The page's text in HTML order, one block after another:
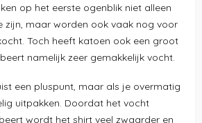
op het eerste ogenblik niet alleen
zijn, maar worden ook vaak nog voor
Toch heeft katoen ook een groot
namelijk zeer gemakkelijk vocht.
een pluspunt, maar als je overmatig
uitpakken. Doordat het vocht
wordt het shirt veel zwaarder en